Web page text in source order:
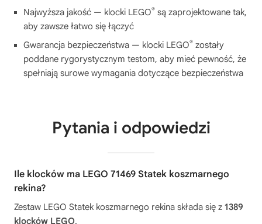
Najwyższa jakość — klocki LEGO® są zaprojektowane tak,
aby zawsze łatwo się łączyć
Gwarancja bezpieczeństwa — klocki LEGO® zostały
poddane rygorystycznym testom, aby mieć pewność, że
spełniają surowe wymagania dotyczące bezpieczeństwa
Pytania i odpowiedzi
Ile klocków ma LEGO 71469 Statek koszmarnego
rekina?
Zestaw LEGO Statek koszmarnego rekina składa się z 1389
klocków LEGO.